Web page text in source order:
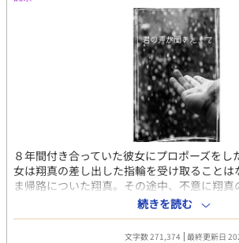
８年間付き合っていた彼女にプロポーズをし
女は翔真の差し出した指輪を受け取ることは
ま帰路についた翔真。その途中、不意に翔真
たのは、まるで天使のような歌声だった。 翔
声を持つ青年、智樹に恋をした。 しかし二
が立ちはだかり、次に会った時には、智樹は
続きを読む
文字数 271,374 最終更新日